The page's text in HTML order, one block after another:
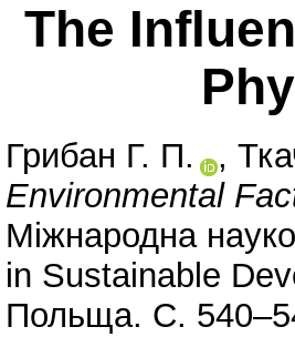
The
Грибан Г. П. ,
Environmental
Міжнародна
in Sustainable
Польща. С.